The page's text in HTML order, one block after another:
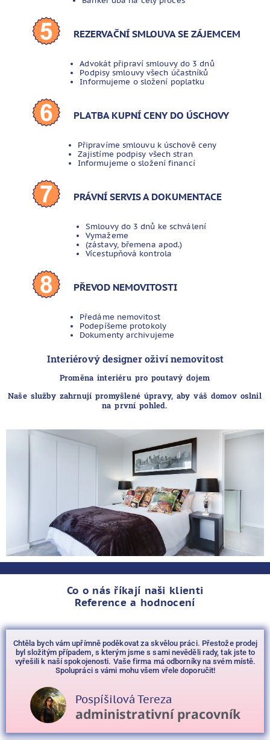
REZERVAČNÍ SMLOUVA SE ZÁJEMCEM
Advokát připraví smlouvy do 3 dnů
Podpisy smlouvy všech účastníků
Informujeme o složení poplatku
PLATBA KUPNÍ CENY DO ÚSCHOVY
Připravíme smlouvu k úschově ceny
Zajistíme podpisy všech stran
Informujeme o složení financí
PRÁVNÍ SERVIS A DOKUMENTACE
Smlouvy do 3 dnů ke schválení
Vymažeme
(zástavy, břemena apod.)
Vícestupňová kontrola
PŘEVOD NEMOVITOSTI
Předáme nemovitost
Podepíšeme protokoly
Dokumenty archivujeme
Interiérový designer oživí nemovitost
Proměna interiéru pro poutavý dojem
Naše služby zahrnují promyšlené úpravy, aby váš domov oslnil
na první pohled.
Co o nás říkají naši klienti
Reference a hodnocení
Chtěla bych vám upřímně poděkovat za skvělou práci. Přestože prodej
byl složitým případem, s kterým jsme s sami nevěděli rady, tak jste to
vyřešili k naší spokojenosti. Vaše firma má odborníky na svém místě.
Spolupráci s vámi mohu všem vřele doporučit!
Pospíšilová Tereza
administrativní pracovník